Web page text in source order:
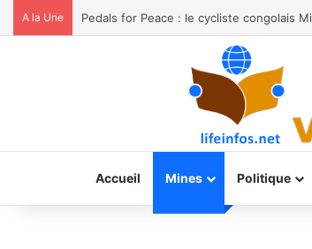
A la Une Ebola : la presse du Sud-Kivu en
Accueil Mines Politique